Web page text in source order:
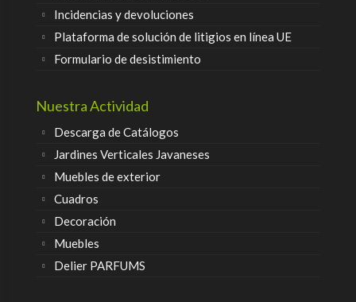
Incidencias y devoluciones
Plataforma de solución de litigios en línea UE
Formulario de desistimiento
Nuestra Actividad
Descarga de Catálogos
Jardines Verticales Javaneses
Muebles de exterior
Cuadros
Decoración
Muebles
Delier PARFUMS